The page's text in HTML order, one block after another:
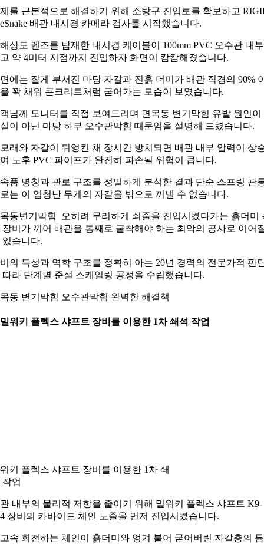
를 근본적으로 해결하기 위해 소탕구 진입로를 확보하고
배관 내시경 카메라 검사를 시작했습니다.
상도 렌즈를 탑재한 내시경 케이블이 100mm PVC 오수관 내
약 4미터 지점까지 진입하자 화면이 캄캄해졌습니다.
에는 잘게 부서진 마당 자갈과 진흙 더미가 배관 직경의 90%
꽉 채워 콘크리트처럼 굳어가는 모습이 보였습니다.
님께 모니터를 직접 보여드리며 면목동 변기막힘 유발 원인이
이 아닌 마당 하부 오수관막힘 때문임을 설명해 드렸습니다.
래와 자갈이 뒤엉킨 채 장시간 방치되면 배관 내부 압력이 상
노후 PVC 파이프가 완전히 파손될 위험이 큽니다.
품 명칭과 관로 구조를 정밀하게 분석한 결과 단순 스프링 관
는 이 엄청난 무게의 자갈을 밖으로 꺼낼 수 없습니다.
동변기막힘 오히려 무리하게 쇠줄을 진입시켰다가는 흙더미
장비가 끼어 배관을 통째로 굴착해야 하는 최악의 공사로 이어
있습니다.
의 특성과 역학 구조를 정확히 아는 20년 경력의 전문가적 판
따라 단계별 준설 스케일링 공정을 수립했습니다.
동 변기막힘 오수관막힘 완벽한 해결책
워키 플렉스 샤프트 장비를 이용한 1차 쇄석 작업
키 플렉스 샤프트 장비를 이용한 1차 쇄
작업
내부의 물리적 저항을 줄이기 위해 밀워키 플렉스 샤프트 K9-
장비의 카바이드 체인 노즐을 먼저 진입시켰습니다.
속 회전하는 체인이 흙더미와 엉겨 붙어 굳어버린 자갈층의